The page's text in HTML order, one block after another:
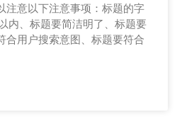
注意以下注意事项：标题的字
内、标题要简洁明了、标题要
合用户搜索意图、标题要符合